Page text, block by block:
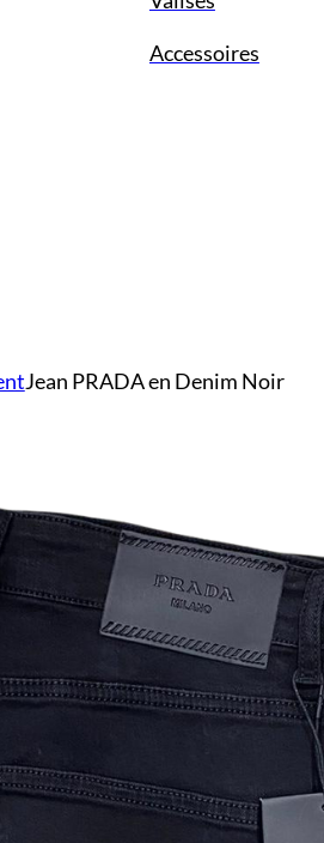
Accessoires
Jean PRADA en Denim Noir